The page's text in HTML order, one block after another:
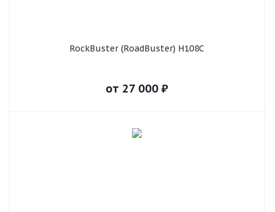
RockBuster (RoadBuster) H108C
от 27 000 ₽